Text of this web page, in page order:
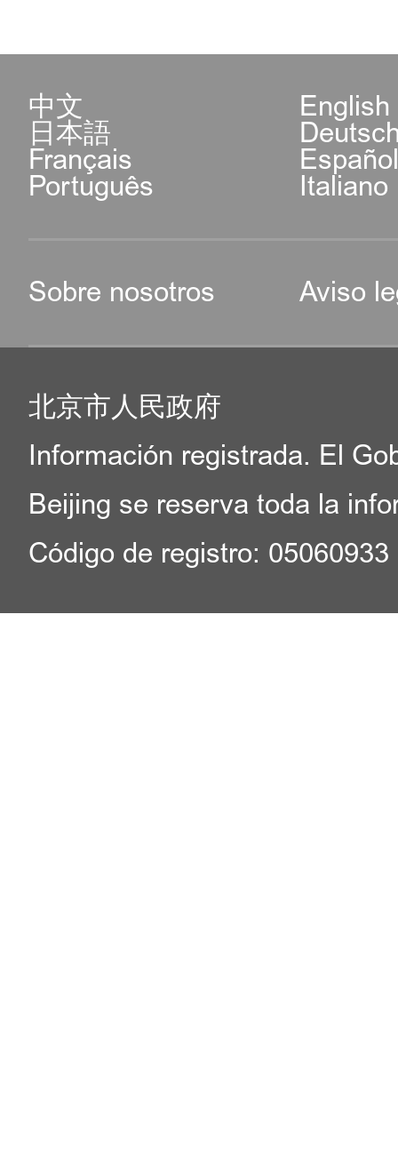
中文 English
日本語
Français
Português Italiano
Sobre nosotros Aviso
北京市人民政府
Información registrada. El
Beijing se reserva toda la
Código de registro: 05060933